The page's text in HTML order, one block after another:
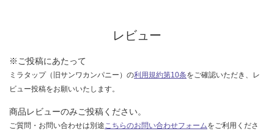
レビュー
※ご投稿にあたって
ミラタップ（旧サンワカンパニー）の利用規約第10条をご確認いただき、レ
ビュー投稿をお願いいたします。
商品レビューのみご投稿ください。
ご質問・お問い合わせは別途こちらのお問い合わせフォームをご利用くださ